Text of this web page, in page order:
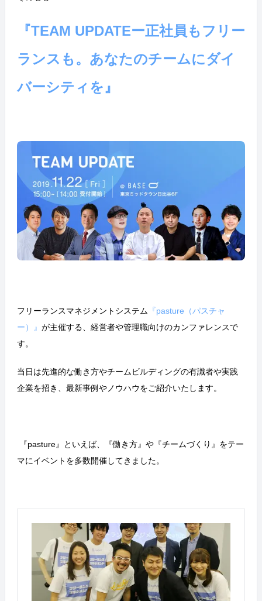
『TEAM UPDATEー正社員もフリー
ランスも。あなたのチームにダイ
バーシティを』
フリーランスマネジメントシステム 『pasture（パスチャ
ー）』 が主催する、経営者や管理職向けのカンファレンスで
す。
当日は先進的な働き方やチームビルディングの有識者や実践
企業を招き、最新事例やノウハウをご紹介いたします。
『pasture』といえば、『働き方』や『チームづくり』をテー
マにイベントを多数開催してきました。